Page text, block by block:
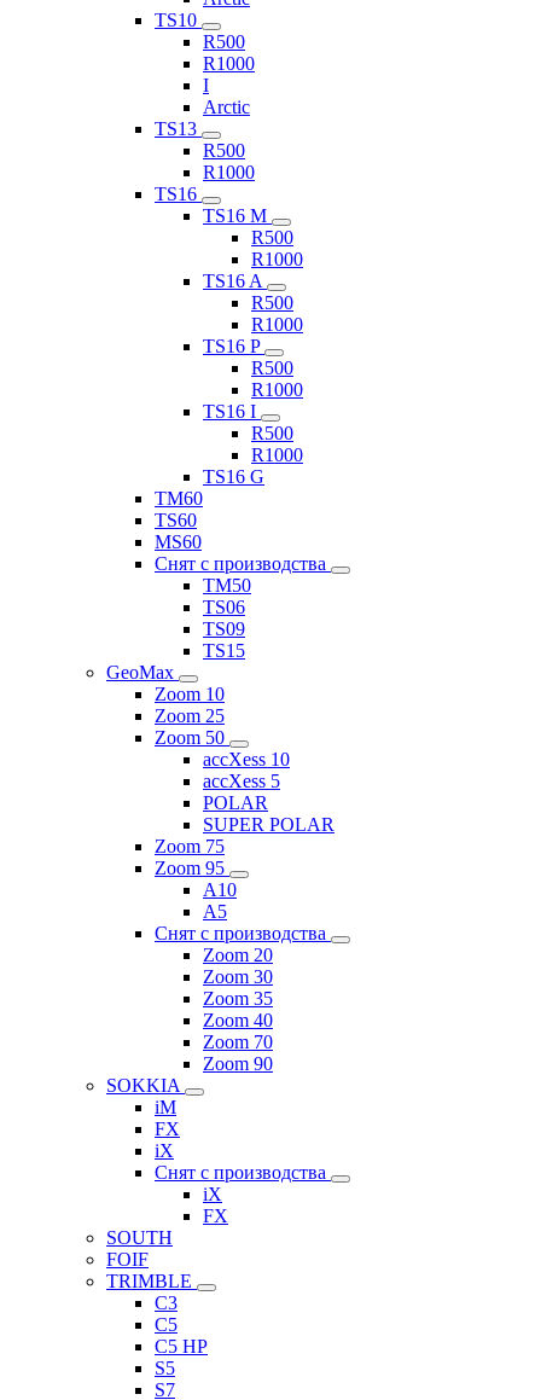
TS10
R500
R1000
I
Arctic
TS13
R500
R1000
TS16
TS16 M
R500
R1000
TS16 A
R500
R1000
TS16 P
R500
R1000
TS16 I
R500
R1000
TS16 G
TM60
TS60
MS60
Снят с производства
TM50
TS06
TS09
TS15
GeoMax
Zoom 10
Zoom 25
Zoom 50
accXess 10
accXess 5
POLAR
SUPER POLAR
Zoom 75
Zoom 95
A10
A5
Снят с производства
Zoom 20
Zoom 30
Zoom 35
Zoom 40
Zoom 70
Zoom 90
SOKKIA
iM
FX
iX
Снят с производства
iX
FX
SOUTH
FOIF
TRIMBLE
C3
C5
C5 HP
S5
S7